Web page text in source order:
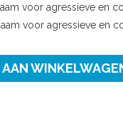
voor agressieve en
voor agressieve en